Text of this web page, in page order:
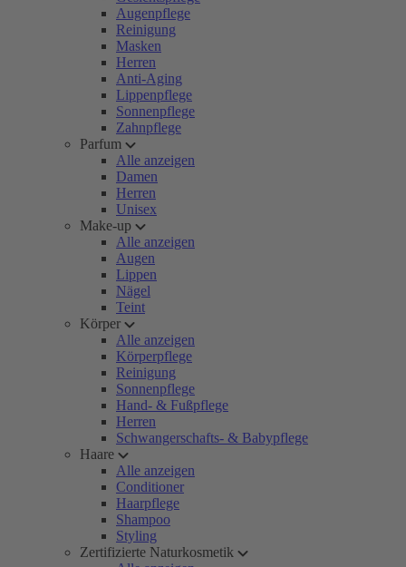
Augenpflege
Reinigung
Masken
Herren
Anti-Aging
Lippenpflege
Sonnenpflege
Zahnpflege
Parfum
Alle anzeigen
Damen
Herren
Unisex
Make-up
Alle anzeigen
Augen
Lippen
Nägel
Teint
Körper
Alle anzeigen
Körperpflege
Reinigung
Sonnenpflege
Hand- & Fußpflege
Herren
Schwangerschafts- & Babypflege
Haare
Alle anzeigen
Conditioner
Haarpflege
Shampoo
Styling
Zertifizierte Naturkosmetik